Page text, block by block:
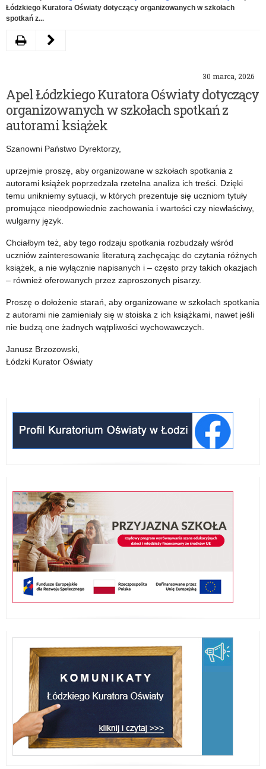
Łódzkiego Kuratora Oświaty dotyczący organizowanych w szkołach
spotkań z...
30 marca, 2026
Apel Łódzkiego Kuratora Oświaty dotyczący
organizowanych w szkołach spotkań z
autorami książek
Szanowni Państwo Dyrektorzy,
uprzejmie proszę, aby organizowane w szkołach spotkania z
autorami książek poprzedzała rzetelna analiza ich treści. Dzięki
temu unikniemy sytuacji, w których prezentuje się uczniom tytuły
promujące nieodpowiednie zachowania i wartości czy niewłaściwy,
wulgarny język.
Chciałbym też, aby tego rodzaju spotkania rozbudzały wśród
uczniów zainteresowanie literaturą zachęcając do czytania różnych
książek, a nie wyłącznie napisanych i – często przy takich okazjach
– również oferowanych przez zaproszonych pisarzy.
Proszę o dołożenie starań, aby organizowane w szkołach spotkania
z autorami nie zamieniały się w stoiska z ich książkami, nawet jeśli
nie budzą one żadnych wątpliwości wychowawczych.
Janusz Brzozowski,
Łódzki Kurator Oświaty
DrukujPoprzedni
o
niewliczaniu
religii
i
etyki
do
średniej
ocen